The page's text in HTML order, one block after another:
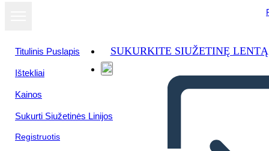
Titulinis Puslapis
Ištekliai
Kainos
Sukurti Siužetinės Linijos
Registruotis
SUKURKITE SIUŽETINĘ LENTĄ